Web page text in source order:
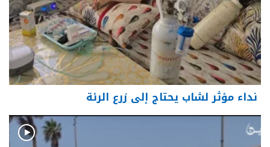
نداء مؤثر لشاب يحتاج إلى زرع الرئة